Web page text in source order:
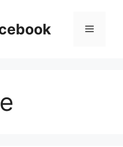
Menu